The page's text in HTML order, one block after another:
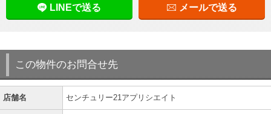
LINEで送る メールで送る
この物件のお問合せ先
店舗名 センチュリー21アプリシエイト